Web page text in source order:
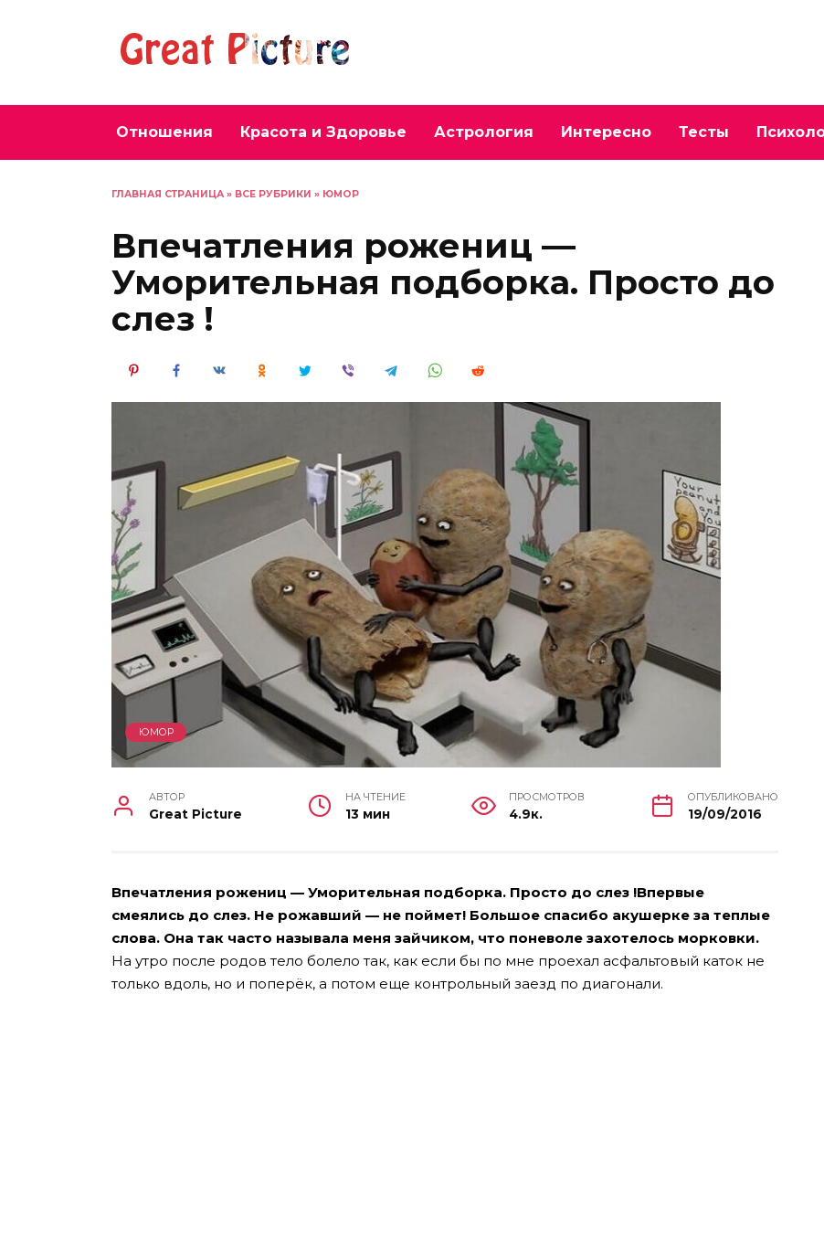
Отношения Красота и Здоровье Астрология Интересно Тесты
ГЛАВНАЯ СТРАНИЦА » ВСЕ РУБРИКИ » ЮМОР
Впечатления рожениц —
Уморительная подборка. Просто до
слез !
ЮМОР
АВТОР
Great Picture
НА ЧТЕНИЕ
13 мин
ПРОСМОТРОВ
4.9к.
ОПУБЛИКОВАНО
19/09/2016
Впечатления рожениц — Уморительная подборка. Просто до слез !Впервые
смеялись до слез. Не рожавший — не поймет! Большое спасибо акушерке за теплые
слова. Она так часто называла меня зайчиком, что поневоле захотелось морковки.
На утро после родов тело болело так, как если бы по мне проехал асфальтовый каток не
только вдоль, но и поперёк, а потом еще контрольный заезд по диагонали.